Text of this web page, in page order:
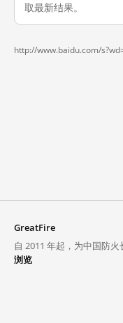
取最新结果。
http://www.baidu.com/
GreatFire
自 2011 年起，为中国防火
浏览